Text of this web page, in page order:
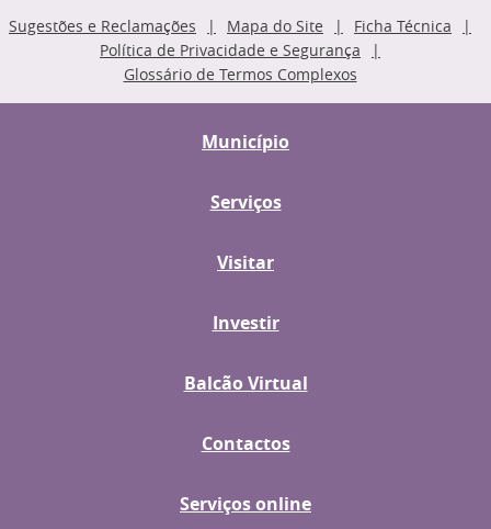
Sugestões e Reclamações Mapa do Site
Ficha Técnica
Política de Privacidade e Segurança
Glossário de Termos Complexos
Município
Serviços
Visitar
Investir
Balcão Virtual
Contactos
Serviços online